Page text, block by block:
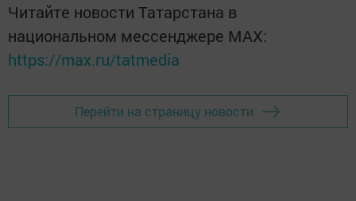
Читайте новости Татарстана в
национальном мессенджере MАХ:
https://max.ru/tatmedia
Перейти на страницу новости